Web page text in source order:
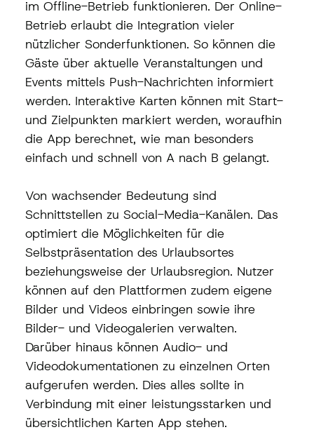
im Offline-Betrieb funktionieren. Der Online-
Betrieb erlaubt die Integration vieler
nützlicher Sonderfunktionen. So können die
Gäste über aktuelle Veranstaltungen und
Events mittels Push-Nachrichten informiert
werden. Interaktive Karten können mit Start-
und Zielpunkten markiert werden, woraufhin
die App berechnet, wie man besonders
einfach und schnell von A nach B gelangt.
Von wachsender Bedeutung sind
Schnittstellen zu Social-Media-Kanälen. Das
optimiert die Möglichkeiten für die
Selbstpräsentation des Urlaubsortes
beziehungsweise der Urlaubsregion. Nutzer
können auf den Plattformen zudem eigene
Bilder und Videos einbringen sowie ihre
Bilder- und Videogalerien verwalten.
Darüber hinaus können Audio- und
Videodokumentationen zu einzelnen Orten
aufgerufen werden. Dies alles sollte in
Verbindung mit einer leistungsstarken und
übersichtlichen Karten App stehen.